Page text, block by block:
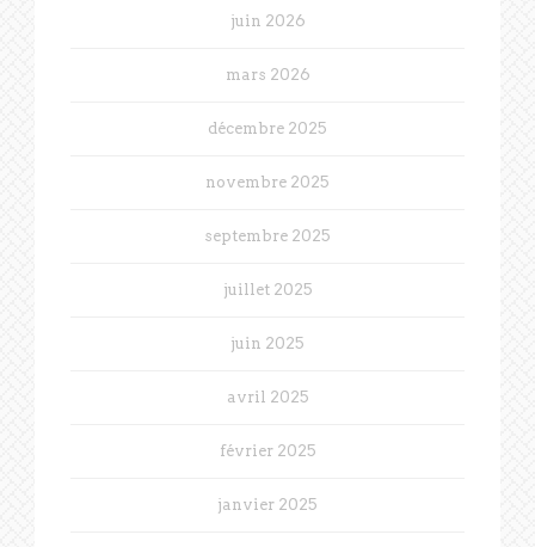
juin 2026
mars 2026
décembre 2025
novembre 2025
septembre 2025
juillet 2025
juin 2025
avril 2025
février 2025
janvier 2025